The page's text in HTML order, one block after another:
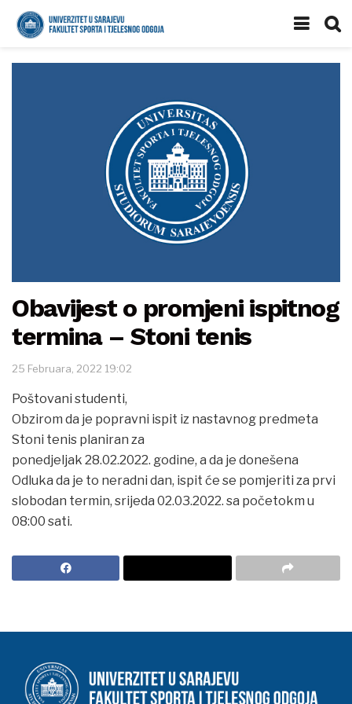
Obavijest o promjeni ispitnog
termina – Stoni tenis
25 Februara, 2022 19:02
Poštovani studenti,
Obzirom da je popravni ispit iz nastavnog predmeta
Stoni tenis planiran za
ponedjeljak 28.02.2022. godine, a da je donešena
Odluka da je to neradni dan, ispit će se pomjeriti za prvi
slobodan termin, srijeda 02.03.2022. sa početokm u
08:00 sati.